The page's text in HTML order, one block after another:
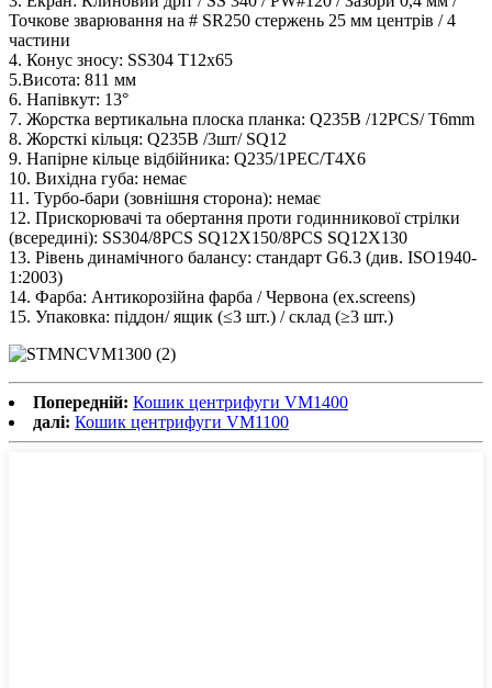
Точкове зварювання на # SR250 стержень 25 мм центрів / 4
частини
4. Конус зносу: SS304 T12x65
5.Висота: 811 мм
6. Напівкут: 13°
7. Жорстка вертикальна плоска планка: Q235B /12PCS/ T6mm
8. Жорсткі кільця: Q235B /3шт/ SQ12
9. Напірне кільце відбійника: Q235/1PEC/T4X6
10. Вихідна губа: немає
11. Турбо-бари (зовнішня сторона): немає
12. Прискорювачі та обертання проти годинникової стрілки
(всередині): SS304/8PCS SQ12X150/8PCS SQ12X130
13. Рівень динамічного балансу: стандарт G6.3 (див. ISO1940-
1:2003)
14. Фарба: Антикорозійна фарба / Червона (ex.screens)
15. Упаковка: піддон/ ящик (≤3 шт.) / склад (≥3 шт.)
Попередній: Кошик центрифуги VM1400
далі: Кошик центрифуги VM1100